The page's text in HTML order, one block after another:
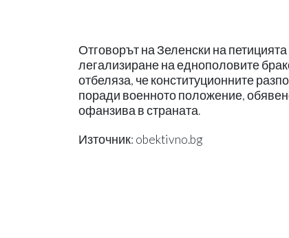
Отговорът на Зеленски на
легализиране на еднополовите
отбеляза, че конституционните
поради военното положение,
офанзива в страната.
Източник: obektivno.bg